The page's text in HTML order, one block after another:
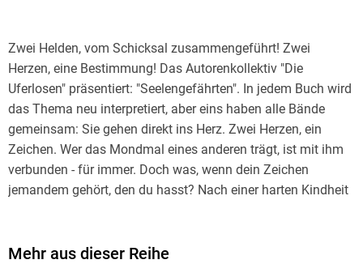
Zwei Helden, vom Schicksal zusammengeführt! Zwei
Herzen, eine Bestimmung! Das Autorenkollektiv "Die
Uferlosen" präsentiert: "Seelengefährten". In jedem Buch wird
das Thema neu interpretiert, aber eins haben alle Bände
gemeinsam: Sie gehen direkt ins Herz. Zwei Herzen, ein
Zeichen. Wer das Mondmal eines anderen trägt, ist mit ihm
verbunden - für immer. Doch was, wenn dein Zeichen
jemandem gehört, den du hasst? Nach einer harten Kindheit
Arena, und bald wird er auch der beste Heiler der Akademie
Mehr aus dieser Reihe